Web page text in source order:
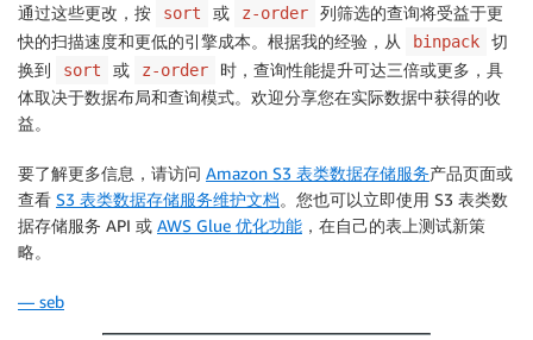
通过这些更改，按 sort 或 z-order
列筛选的查询将受益于更
快的扫描速度和更低的引擎成本。根据我的经验，从
binpack
切
换到
sort 或 z-order
时，查询性能提升可达三倍或更多，具
体取决于数据布局和查询模式。欢迎分享您在实际数据中获得的收
益。
要了解更多信息，请访问 Amazon S3 表类数据存储服务产品页面或
查看 S3 表类数据存储服务维护文档。您也可以立即使用 S3 表类数
据存储服务 API 或 AWS Glue 优化功能 ，在自己的表上测试新策
略。
— seb